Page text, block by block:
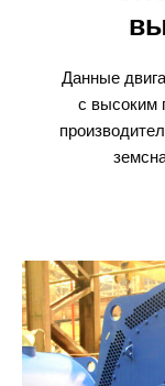
Данные
с высоким